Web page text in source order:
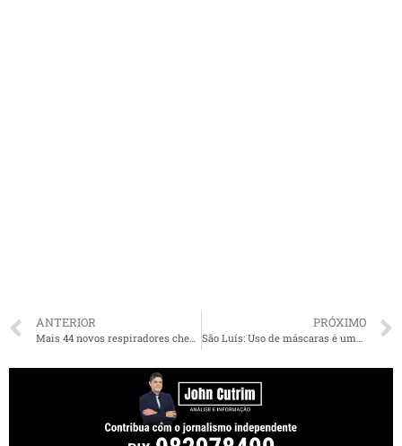
ANTERIOR
Mais 44 novos respiradores chegam ao Maranhão para salvar vidas
PRÓXIMO
São Luís: Uso de máscaras é uma das determinações mais cumpridas no lockdown na proteção à Covid-19